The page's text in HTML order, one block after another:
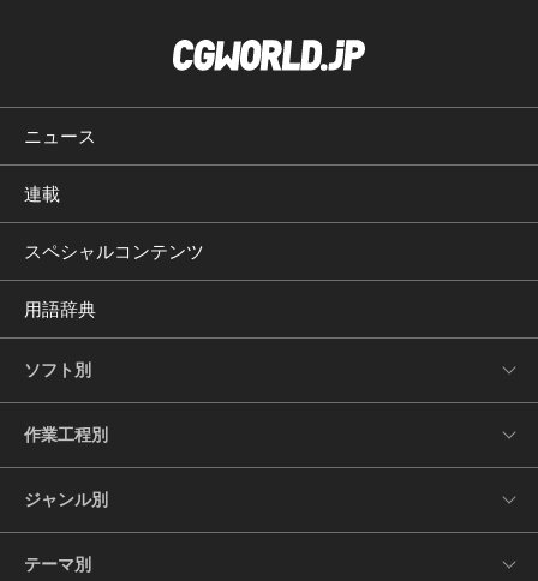
ニュース
連載
スペシャルコンテンツ
用語辞典
ソフト別
作業工程別
ジャンル別
テーマ別